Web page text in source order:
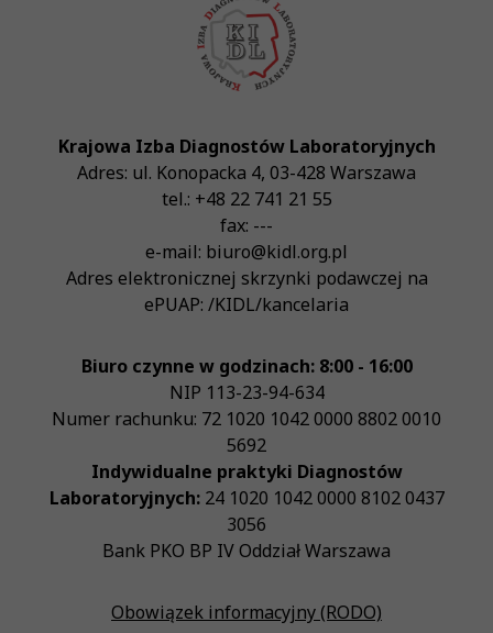
Krajowa Izba Diagnostów Laboratoryjnych
Adres: ul. Konopacka 4, 03-428 Warszawa
tel.: +48 22 741 21 55
fax: ---
e-mail: biuro@kidl.org.pl
Adres elektronicznej skrzynki podawczej na
ePUAP: /KIDL/kancelaria
Biuro czynne w godzinach: 8:00 - 16:00
NIP 113-23-94-634
Numer rachunku: 72 1020 1042 0000 8802 0010
5692
Indywidualne praktyki Diagnostów
Laboratoryjnych:24 1020 1042 0000 8102 0437
3056
Bank PKO BP IV Oddział Warszawa
Obowiązek informacyjny (RODO)